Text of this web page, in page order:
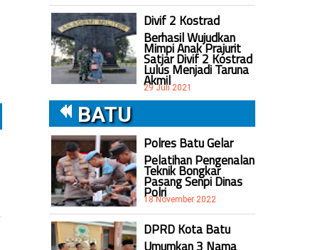
Divif 2 Kostrad
Berhasil Wujudkan
Mimpi Anak Prajurit
Satjar Divif 2 Kostrad
Lulus Menjadi Taruna
Akmil
29 Juli 2021
BATU
Polres Batu Gelar
Pelatihan Pengenalan
Teknik Bongkar
Pasang Senpi Dinas
Polri
18 November 2022
DPRD Kota Batu
Umumkan 3 Nama